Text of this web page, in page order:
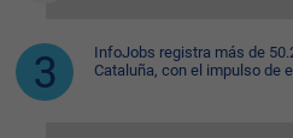
InfoJobs registra más de
Cataluña, con el impulso de